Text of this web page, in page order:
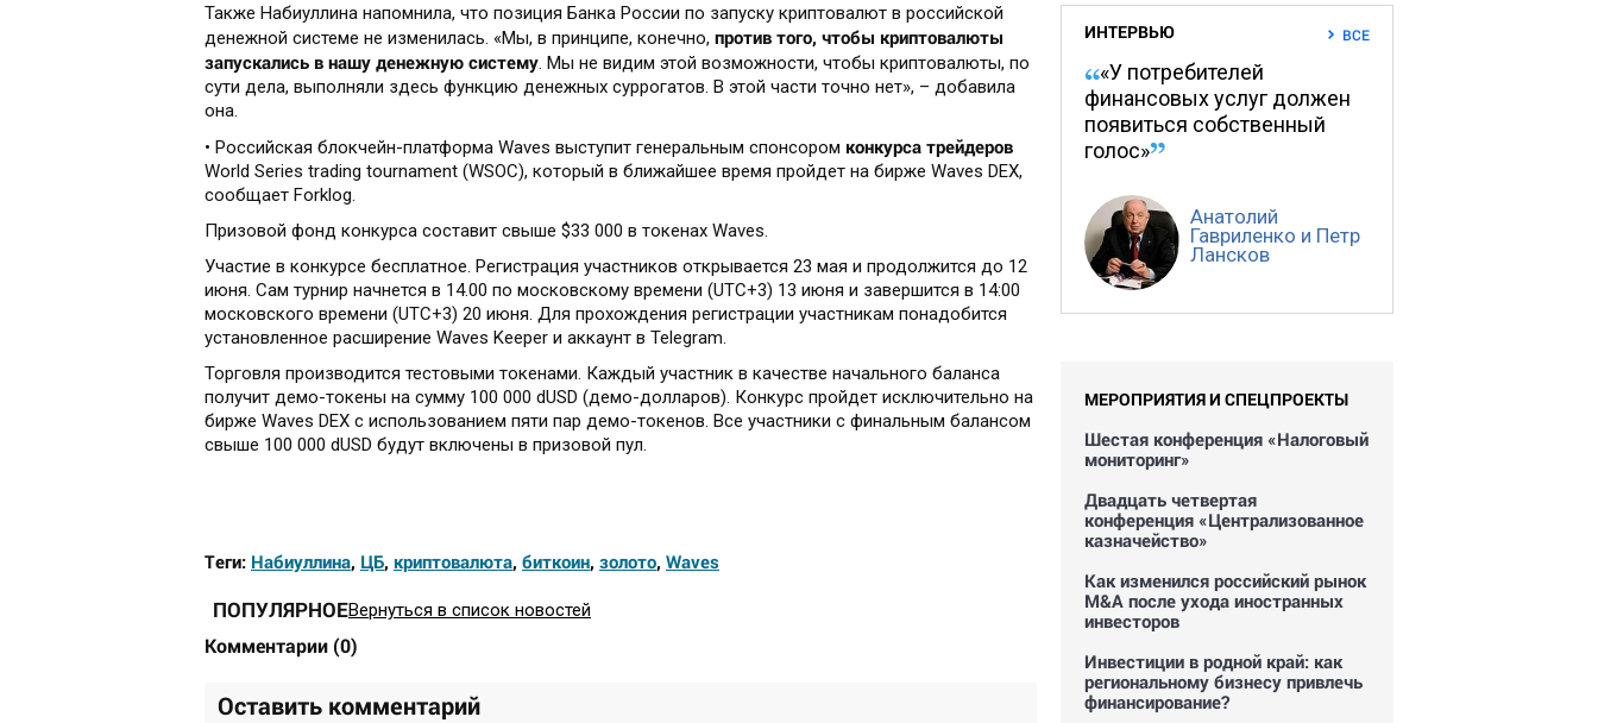
Также Набиуллина напомнила, что позиция Банка России по запуску криптовалют в российской
денежной системе не изменилась. «Мы, в принципе, конечно, против того, чтобы криптовалюты
запускались в нашу денежную систему. Мы не видим этой возможности, чтобы криптовалюты, по
сути дела, выполняли здесь функцию денежных суррогатов. В этой части точно нет», – добавила
она.
• Российская блокчейн-платформа Waves выступит генеральным спонсором конкурса трейдеров
World Series trading tournament (WSOC), который в ближайшее время пройдет на бирже Waves DEX,
сообщает Forklog.
Призовой фонд конкурса составит свыше $33 000 в токенах Waves.
Участие в конкурсе бесплатное. Регистрация участников открывается 23 мая и продолжится до 12
июня. Сам турнир начнется в 14.00 по московскому времени (UTC+3) 13 июня и завершится в 14:00
московского времени (UTC+3) 20 июня. Для прохождения регистрации участникам понадобится
установленное расширение Waves Keeper и аккаунт в Telegram.
Торговля производится тестовыми токенами. Каждый участник в качестве начального баланса
получит демо-токены на сумму 100 000 dUSD (демо-долларов). Конкурс пройдет исключительно на
бирже Waves DEX с использованием пяти пар демо-токенов. Все участники с финальным балансом
свыше 100 000 dUSD будут включены в призовой пул.
Теги: Набиуллина, ЦБ, криптовалюта, биткоин, золото, Waves
ПОПУЛЯРНОЕВернуться в список новостей
Комментарии (0)
Оставить комментарий
ИНТЕРВЬЮ ВСЕ
«У потребителей
финансовых услуг должен
появиться собственный
голос»
Анатолий
Гавриленко и Петр
Лансков
МЕРОПРИЯТИЯ И СПЕЦПРОЕКТЫ
Шестая конференция «Налоговый
мониторинг»
Двадцать четвертая
конференция «Централизованное
казначейство»
Как изменился российский рынок
M&A после ухода иностранных
инвесторов
Инвестиции в родной край: как
региональному бизнесу привлечь
финансирование?